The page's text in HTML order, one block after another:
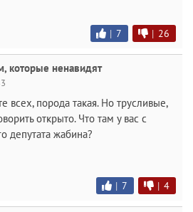
| 7 | 26
которые ненавидят
всех, порода такая. Но трусливые,
открыто. Что там у вас с
депутата жабина?
| 7 | 4